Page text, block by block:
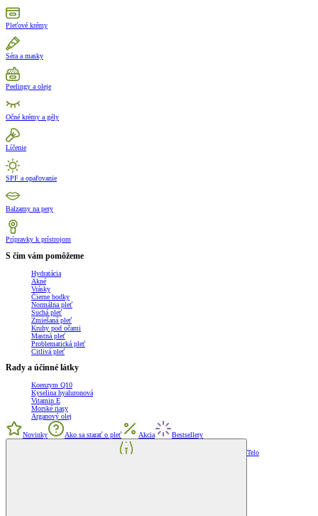
Pleťové krémy
Séra a masky
Peelingy a oleje
Očné krémy a gély
Líčenie
SPF a opaľovanie
Balzamy na pery
Prípravky k prístrojom
S čím vám pomôžeme
Hydratácia
Akné
Vrásky
Čierne bodky
Normálna pleť
Suchá pleť
Zmiešaná pleť
Kruhy pod očami
Mastná pleť
Problematická pleť
Citlivá pleť
Rady a účinné látky
Koenzym Q10
Kyselina hyaluronová
Vitamin E
Morské riasy
Arganový olej
Novinky Ako sa starať o pleť Akcia Bestsellery
Telo